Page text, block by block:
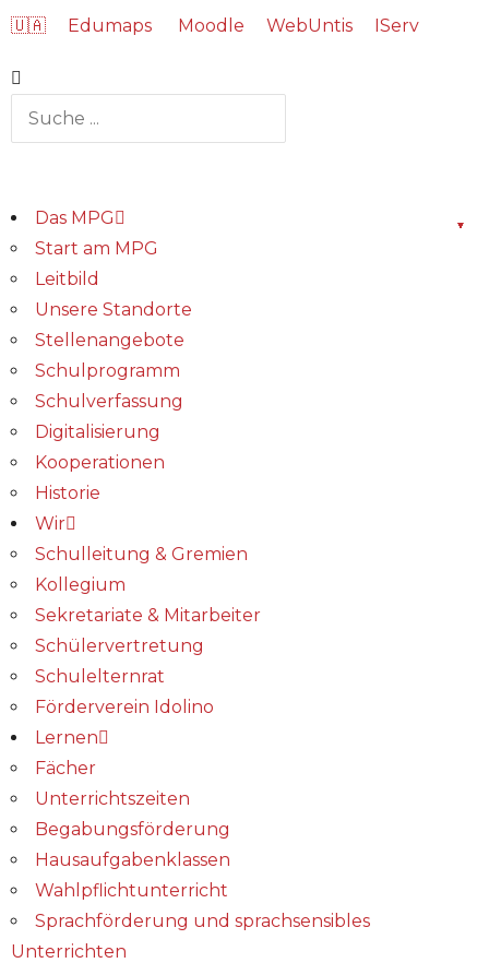
🇺🇦 Edumaps Moodle WebUntis IServ
Das MPG
Start am MPG
Leitbild
Unsere Standorte
Stellenangebote
Schulprogramm
Schulverfassung
Digitalisierung
Kooperationen
Historie
Wir
Schulleitung & Gremien
Kollegium
Sekretariate & Mitarbeiter
Schülervertretung
Schulelternrat
Förderverein Idolino
Lernen
Fächer
Unterrichtszeiten
Begabungs­förderung
Hausaufgabenklassen
Wahlpflichtunterricht
Sprachförderung und sprachsensibles
Unterrichten